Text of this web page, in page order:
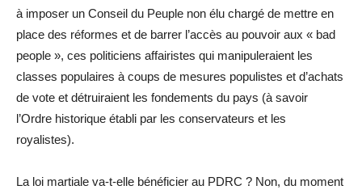
à imposer un Conseil du Peuple non élu chargé de mettre en
place des réformes et de barrer l’accès au pouvoir aux « bad
people », ces politiciens affairistes qui manipuleraient les
classes populaires à coups de mesures populistes et d’achats
de vote et détruiraient les fondements du pays (à savoir
l’Ordre historique établi par les conservateurs et les
royalistes).
La loi martiale va-t-elle bénéficier au PDRC ? Non, du moment